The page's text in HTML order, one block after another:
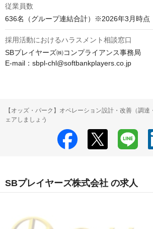
従業員数
636名（グループ連結合計）※2026年3月時点
採用活動におけるハラスメント相談窓口
SBプレイヤーズ㈱コンプライアンス事務局
E-mail：sbpl-chl@softbankplayers.co.jp
【オッズ・パーク】オペレーション設計・改善（調
ェアしましょう
SBプレイヤーズ株式会社 の求人